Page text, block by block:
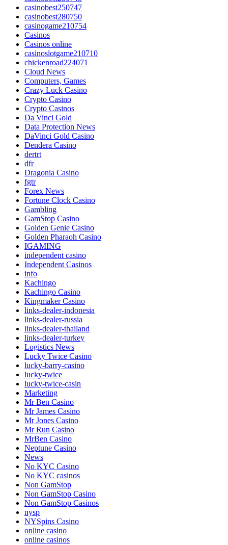
casinobest250747
casinobest280750
casinogame210754
Casinos
Casinos online
casinoslotgame210710
chickenroad224071
Cloud News
Computers, Games
Crazy Luck Casino
Crypto Casino
Crypto Casinos
Da Vinci Gold
Data Protection News
DaVinci Gold Casino
Dendera Casino
dertrt
dfr
Dragonia Casino
fgtr
Forex News
Fortune Clock Casino
Gambling
GamStop Casino
Golden Genie Casino
Golden Pharaoh Casino
IGAMING
independent casino
Independent Casinos
info
Kachingo
Kachingo Casino
Kingmaker Casino
links-dealer-indonesia
links-dealer-russia
links-dealer-thailand
links-dealer-turkey
Logistics News
Lucky Twice Casino
lucky-barry-casino
lucky-twice
lucky-twice-casin
Marketing
Mr Ben Casino
Mr James Casino
Mr Jones Casino
Mr Run Casino
MrBen Casino
Neptune Casino
News
No KYC Casino
No KYC casinos
Non GamStop
Non GamStop Casino
Non GamStop Casinos
nysp
NYSpins Casino
online casino
online casinos